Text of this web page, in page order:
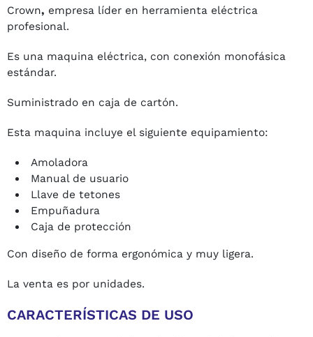
Crown, empresa líder en herramienta eléctrica
profesional.
Es una maquina eléctrica, con conexión monofásica
estándar.
Suministrado en caja de cartón.
Esta maquina incluye el siguiente equipamiento:
Amoladora
Manual de usuario
Llave de tetones
Empuñadura
Caja de protección
Con diseño de forma ergonómica y muy ligera.
La venta es por unidades.
CARACTERÍSTICAS DE USO